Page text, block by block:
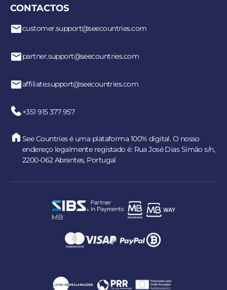
CONTACTOS
customer.support@seecountries.com
partner.support@seecountries.com
affiliate.support@seecountries.com
+351 915 377 957
See Countries é uma plataforma 100% digital. O nosso
endereço legalmente registado é: Rua José Dias Simão s/n,
2200-062 Abrantes, Portugal